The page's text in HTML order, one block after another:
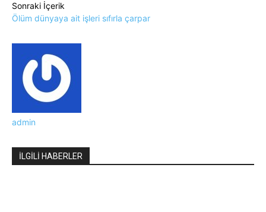
Sonraki İçerik
Ölüm dünyaya ait işleri sıfırla çarpar
admin
İLGİLİ HABERLER